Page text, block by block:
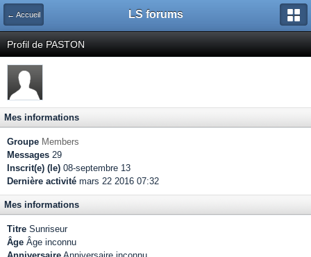
← Accueil LS forums
Profil de PASTON
Mes informations
Groupe Members
Messages 29
Inscrit(e) (le) 08-septembre 13
Dernière activité mars 22 2016 07:32
Mes informations
Titre Sunriseur
Âge Âge inconnu